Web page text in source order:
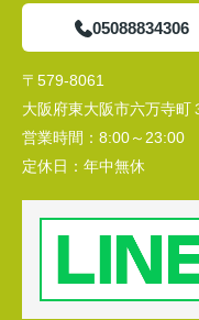
05088834306
〒579-8061
大阪府東大阪市六万寺町
営業時間： 8:00～23:00
定休日： 年中無休